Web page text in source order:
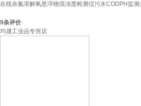
在线余氯溶解氧悬浮物混浊度检测仪污水CODPH监
9条评价
均晟工业品专营店